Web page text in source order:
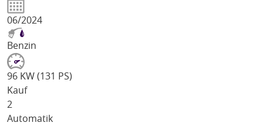
06/2024
Benzin
96 KW (131 PS)
Kauf
2
Automatik